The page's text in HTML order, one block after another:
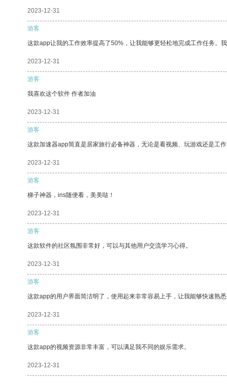
2023-12-31
游客
这款app让我的工作效率提高了50%，让我能够更轻松地完成工作任务。
2023-12-31
游客
我喜欢这个软件 作者加油
2023-12-31
游客
这款加速器app简直是居家旅行必备神器，无论是看视频、玩游戏还是工
2023-12-31
游客
梯子神器，ins随便看，美美哒！
2023-12-31
游客
这款软件的社区氛围非常好，可以与其他用户交流学习心得。
2023-12-31
游客
这款app的用户界面简洁明了，使用起来非常容易上手，让我能够快速熟
2023-12-31
游客
这款app的视频资源非常丰富，可以满足我不同的娱乐需求。
2023-12-31